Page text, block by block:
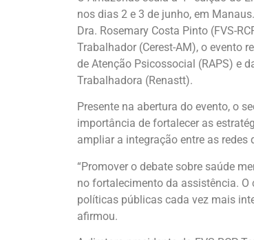
nos dias 2 e 3 de junho, em
Dra. Rosemary Costa Pinto (FVS-
Trabalhador (Cerest-AM), o evento
de Atenção Psicossocial (RAPS) e
Trabalhadora (Renastt).
Presente na abertura do evento, o
importância de fortalecer as
ampliar a integração entre as
“Promover o debate sobre saúde
no fortalecimento da assistência.
políticas públicas cada vez mais
afirmou.